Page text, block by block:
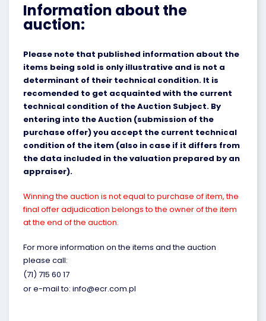
Information about the
auction:
Please note that published information about the
items being sold is only illustrative and is not a
determinant of their technical condition. It is
recomended to get acquainted with the current
technical condition of the Auction Subject. By
entering into the Auction (submission of the
purchase offer) you accept the current technical
condition of the item (also in case if it differs from
the data included in the valuation prepared by an
appraiser).
Winning the auction is not equal to purchase of item, the
final offer adjudication belongs to the owner of the item
at the end of the auction.
For more information on the items and the auction
please call:
(71) 715 60 17
or e-mail to: info@ecr.com.pl